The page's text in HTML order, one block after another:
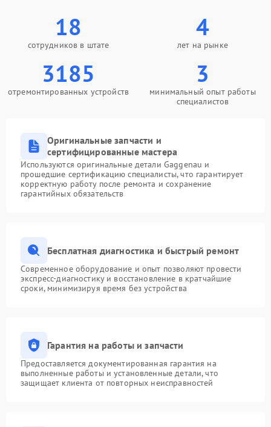
18
сотрудников в штате
4
лет на рынке
3185
отремонтированных устройств
3
минимальный опыт работы
специалистов
Оригинальные запчасти и
сертифицированные мастера
Используются оригинальные детали Gaggenau и
прошедшие сертификацию специалисты, что гарантирует
корректную работу после ремонта и сохранение
гарантийных обязательств
Бесплатная диагностика и быстрый ремонт
Современное оборудование и опыт позволяют провести
экспресс-диагностику и восстановление в кратчайшие
сроки, минимизируя время без устройства
Гарантия на работы и запчасти
Предоставляется документированная гарантия на
выполненные работы и установленные детали, что
защищает клиента от повторных неисправностей